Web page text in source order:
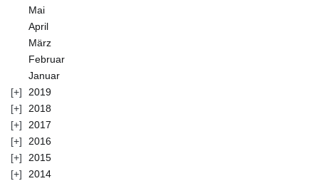
Mai
April
März
Februar
Januar
2019
2018
2017
2016
2015
2014